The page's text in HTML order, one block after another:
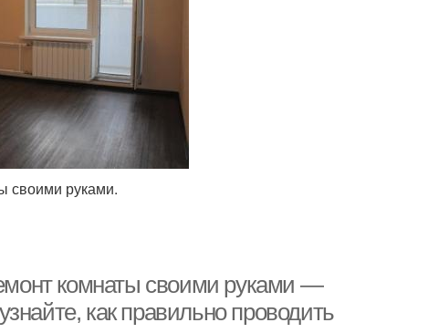
своими руками.
комнаты своими руками —
как правильно проводить